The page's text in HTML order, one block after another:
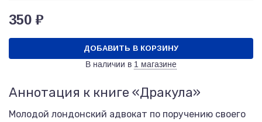
350 ₽
ДОБАВИТЬ В КОРЗИНУ
В наличии в 1 магазине
Аннотация к книге «Дракула»
Молодой лондонский адвокат по поручению своего